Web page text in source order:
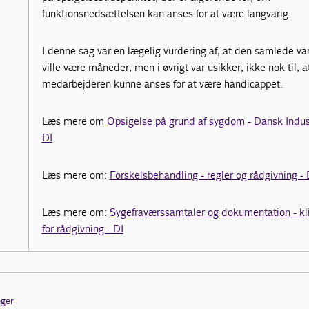
funktionsnedsættelsen kan anses for at være langvarig.
I denne sag var en lægelig vurdering af, at den samlede
ville være måneder, men i øvrigt var usikker, ikke nok til,
medarbejderen kunne anses for at være handicappet.
Læs mere om Opsigelse på grund af sygdom - Dansk
DI
Læs mere om: Forskelsbehandling - regler og rådgivning -
Læs mere om: Sygefraværssamtaler og dokumentation -
for rådgivning - DI